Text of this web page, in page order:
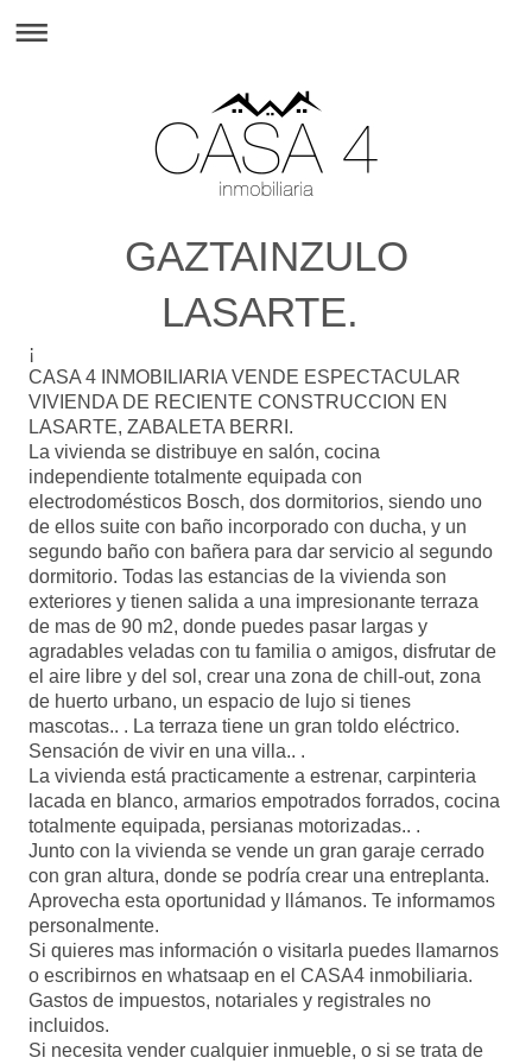
GAZTAINZULO
LASARTE.
¡
CASA 4 INMOBILIARIA VENDE ESPECTACULAR
VIVIENDA DE RECIENTE CONSTRUCCION EN
LASARTE, ZABALETA BERRI.
La vivienda se distribuye en salón, cocina
independiente totalmente equipada con
electrodomésticos Bosch, dos dormitorios, siendo uno
de ellos suite con baño incorporado con ducha, y un
segundo baño con bañera para dar servicio al segundo
dormitorio. Todas las estancias de la vivienda son
exteriores y tienen salida a una impresionante terraza
de mas de 90 m2, donde puedes pasar largas y
agradables veladas con tu familia o amigos, disfrutar de
el aire libre y del sol, crear una zona de chill-out, zona
de huerto urbano, un espacio de lujo si tienes
mascotas.. . La terraza tiene un gran toldo eléctrico.
Sensación de vivir en una villa.. .
La vivienda está practicamente a estrenar, carpinteria
lacada en blanco, armarios empotrados forrados, cocina
totalmente equipada, persianas motorizadas.. .
Junto con la vivienda se vende un gran garaje cerrado
con gran altura, donde se podría crear una entreplanta.
Aprovecha esta oportunidad y llámanos. Te informamos
personalmente.
Si quieres mas información o visitarla puedes llamarnos
o escribirnos en whatsaap en el CASA4 inmobiliaria.
Gastos de impuestos, notariales y registrales no
incluidos.
Si necesita vender cualquier inmueble, o si se trata de